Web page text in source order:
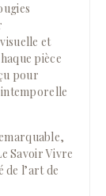
et
pièce
pour
Savoir Vivre
l’art de